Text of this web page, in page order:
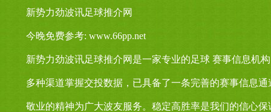
新势力劲波讯足球推介网
今晚免费参考: www.66pp.net
新势力劲波讯足球推介网是一家专业的足球 赛事信息机
多种渠道掌握交投数据，已具备了一条完善的赛事信息
敬业的精神为广大波友服务。稳定高胜率是我们的信心保